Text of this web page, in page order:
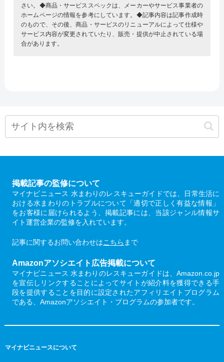
さい。◆商品・サービススペックは、メーカーやサービス事業者の
ホームページの情報を参考にしています。◆記事内容は記事作成時
のもので、その後、商品・サービスのリニューアルによって仕様や
サービス内容が変更されていたり、販売・提供が中止されている場
合があります。
掲載記事の監修について
マイナビニュース 水まわりのレスキューガイドでは、日常生活に
おける水まわりのトラブルについて「適切で正しく有益な情報」
をお客様に届けられるよう、掲載記事には、当該ジャンル情報サ
イト運営企業の監修を入れています。
記事に関するお問い合わせはこちら まで
Amazonアソシエイト広告掲載について
マイナビニュース 水まわりのレスキューガイドは、Amazon.co.jp
を宣伝しリンクすることによってサイトが紹介料を獲得できる手
段を提供することを目的に設定されたアフィリエイトプログラム
である、Amazonアソシエイト・プログラムの参加者です。
マイナビニュースについて